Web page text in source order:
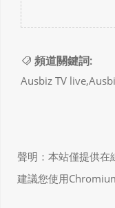
頻道關鍵詞:
Ausbiz TV
聲明：本站僅提供
建議您使用